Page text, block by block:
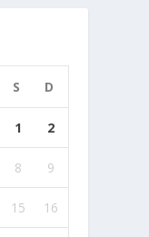
S D
1 2
8 9
15 16